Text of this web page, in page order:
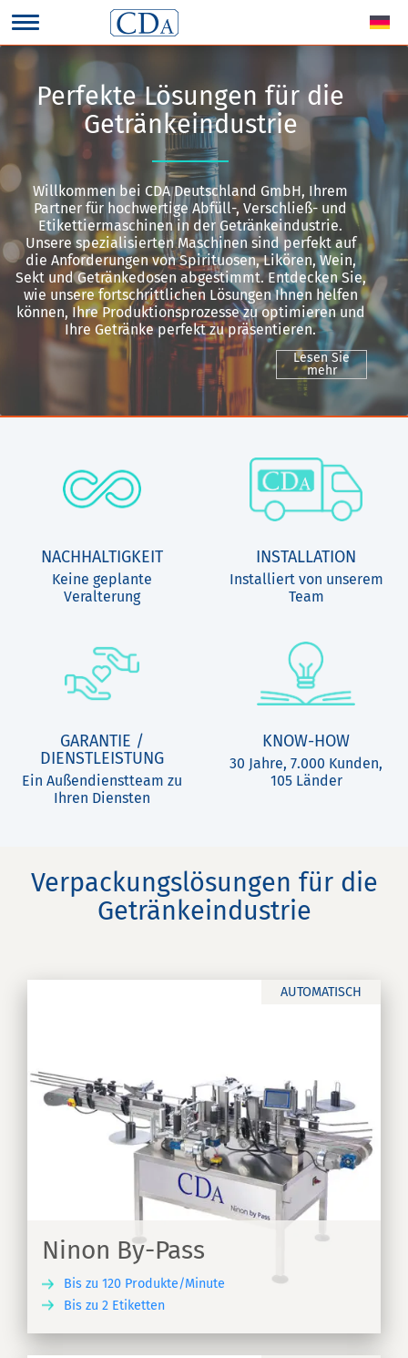
Perfekte Lösungen für die
Getränkeindustrie
Willkommen bei CDA Deutschland GmbH, Ihrem
Partner für hochwertige Abfüll-, Verschließ- und
Etikettiermaschinen in der Getränkeindustrie.
Unsere spezialisierten Maschinen sind perfekt auf
die Anforderungen von Spirituosen, Likören, Wein,
Sekt und Getränkedosen abgestimmt. Entdecken Sie,
wie unsere fortschrittlichen Lösungen Ihnen helfen
können, Ihre Produktionsprozesse zu optimieren und
Ihre Getränke perfekt zu präsentieren.
Lesen Sie
mehr
NACHHALTIGKEIT
Keine geplante
Veralterung
INSTALLATION
Installiert von unserem
Team
GARANTIE /
DIENSTLEISTUNG
Ein Außendienstteam zu
Ihren Diensten
KNOW-HOW
30 Jahre, 7.000 Kunden,
105 Länder
Verpackungslösungen für die
Getränkeindustrie
AUTOMATISCH
Ninon By-Pass
Bis zu 120 Produkte/Minute
Bis zu 2 Etiketten